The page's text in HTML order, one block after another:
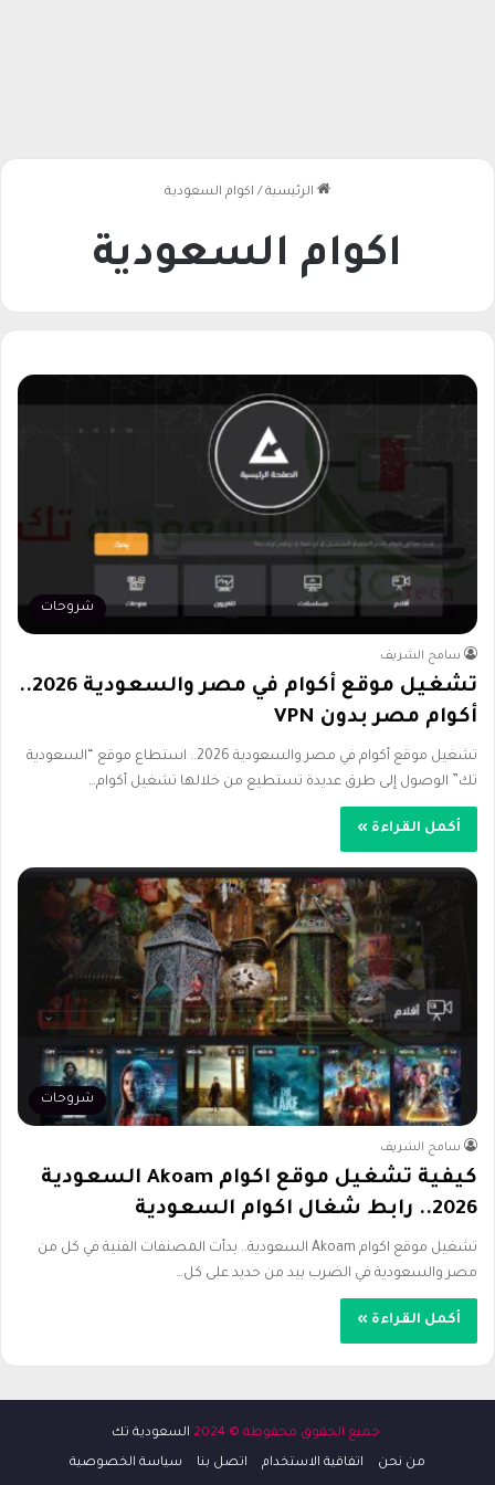
الرئيسية / اكوام السعودية
اكوام السعودية
شروحات
سامح الشريف
تشغيل موقع أكوام في مصر والسعودية 2026..
أكوام مصر بدون VPN
تشغيل موقع أكوام في مصر والسعودية 2026.. استطاع موقع “السعودية
تك” الوصول إلى طرق عديدة تستطيع من خلالها تشغيل أكوام…
أكمل القراءة »
شروحات
سامح الشريف
كيفية تشغيل موقع اكوام Akoam السعودية
2026.. رابط شغال اكوام السعودية
تشغيل موقع اكوام Akoam السعودية.. بدأت المصنفات الفنية في كل من
مصر والسعودية في الضرب بيد من حديد على كل…
أكمل القراءة »
:جميع الحقوق محفوظة © 2024 السعودية تك
من نحن اتفاقية الاستخدام اتصل بنا سياسة الخصوصية